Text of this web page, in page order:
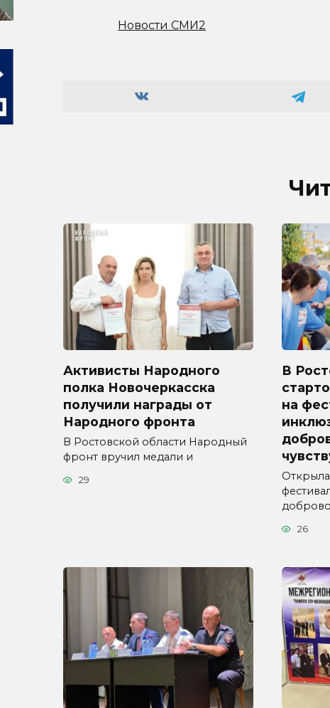
Новости СМИ2
Активисты Народного
полка Новочеркасска
получили награды от
Народного фронта
В Ростовской области Народный
фронт вручил медали и
29
В
на
26